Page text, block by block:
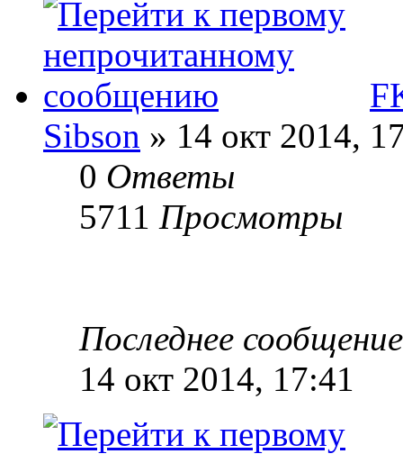
Sibson » 14 окт 2014,
0 Ответы
5711 Просмотры
Последнее
14 окт 2014, 17:41